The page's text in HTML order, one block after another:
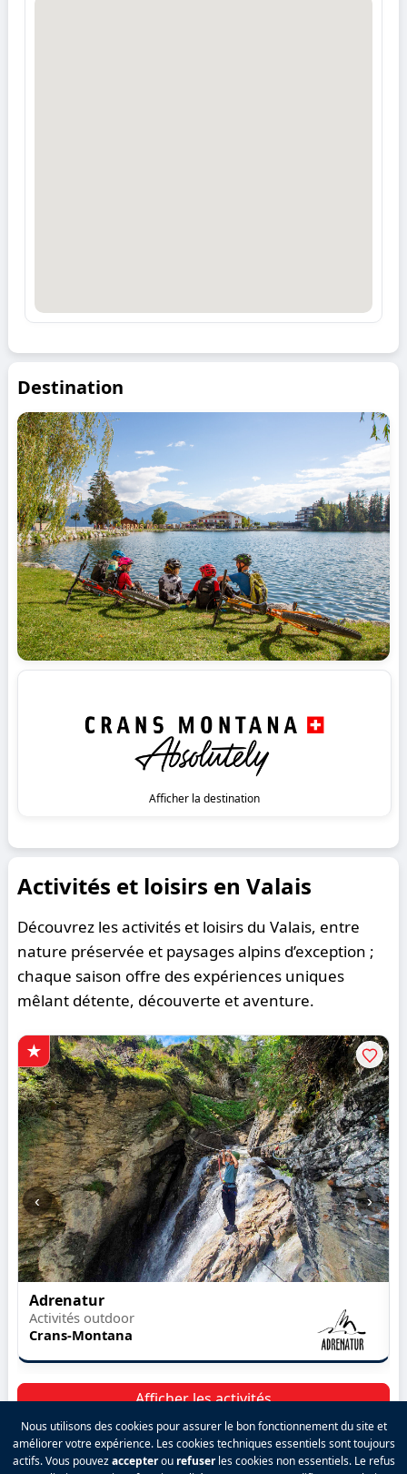
Destination
Afficher la destination
Activités et loisirs en Valais
Découvrez les activités et loisirs du Valais, entre
nature préservée et paysages alpins d’exception ;
chaque saison offre des expériences uniques
mêlant détente, découverte et aventure.
‹
Adrenatur
Activités outdoor
Crans-Montana
›
Afficher les activités
Nous utilisons des cookies pour assurer le bon fonctionnement du site et
améliorer votre expérience. Les cookies techniques essentiels sont toujours
actifs. Vous pouvezaccepterou refuserles cookies non essentiels. Le refus